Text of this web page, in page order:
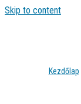
Skip to content
Kezdőlap